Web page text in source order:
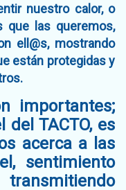
nuestro calor, o
que las queremos,
ell@s, mostrando
están protegidas y
importantes;
del TACTO, es
acerca a las
sentimiento